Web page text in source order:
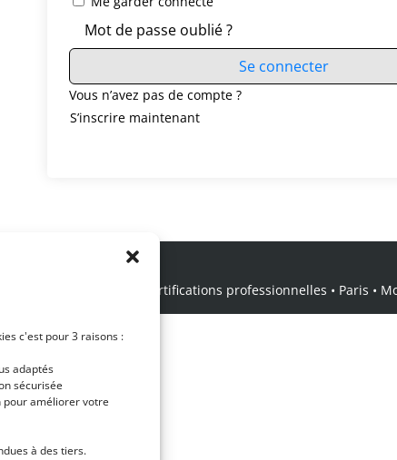
c'est pour 3 raisons :
adaptés
sécurisée
pour améliorer votre
à des tiers.
Mot de passe oublié ?
Se connecter
Vous n’avez pas de compte ?
S’inscrire maintenant
production musicale • Certifications professionnelles • Paris •